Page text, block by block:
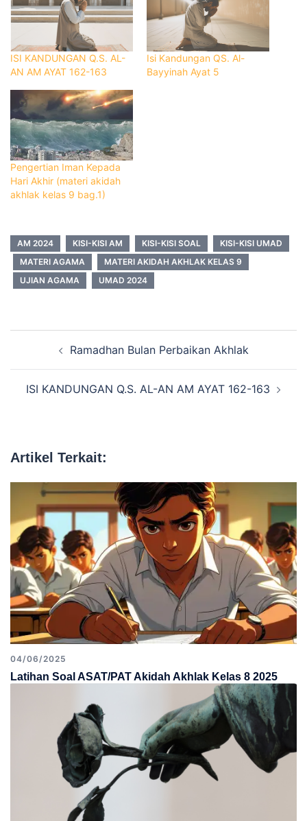
ISI KANDUNGAN Q.S. AL-
AN AM AYAT 162-163
Isi Kandungan QS. Al-
Bayyinah Ayat 5
Pengertian Iman Kepada
Hari Akhir (materi akidah
akhlak kelas 9 bag.1)
AM 2024 KISI-KISI AM KISI-KISI SOAL
KISI-KISI UMAD
MATERI AGAMA
MATERI AKIDAH AKHLAK KELAS 9
UJIAN AGAMA
UMAD 2024
Tulisan Ramadhan Bulan Perbaikan Akhlak
ISI KANDUNGAN Q.S. AL-AN AM AYAT 162-163
Artikel Terkait:
04/06/2025
Latihan Soal ASAT/PAT Akidah Akhlak Kelas 8 2025